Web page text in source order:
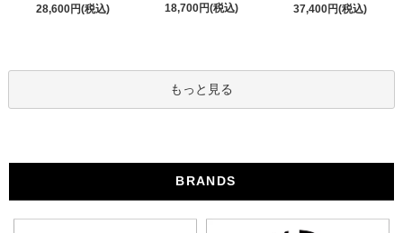
28,600円(税込)
18,700円(税込)
37,400円(税込)
もっと見る
BRANDS